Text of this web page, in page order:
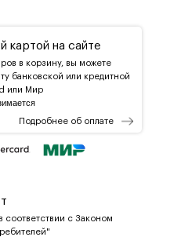
картой на сайте
в корзину, вы можете
банковской или кредитной
или Мир
Подробнее об оплате
соответствии с Законом